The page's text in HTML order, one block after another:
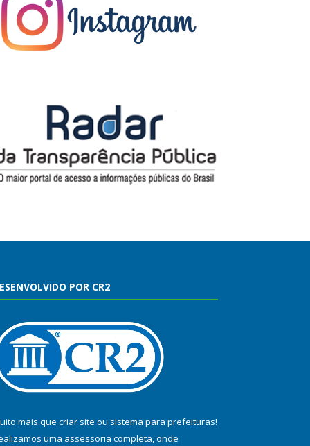
POR CR2
mais que criar site ou sistema para prefeituras!
uma assessoria completa, onde